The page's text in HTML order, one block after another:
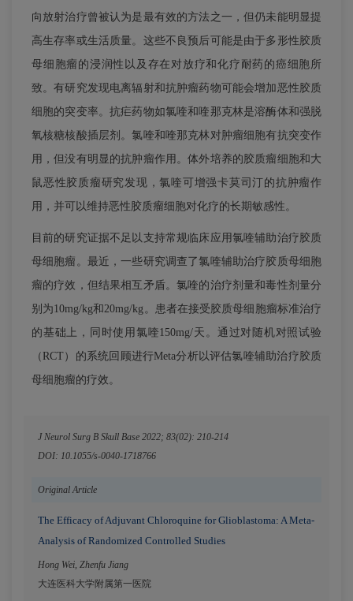
向放射治疗曾被认为是最有效的方法之一，但仍未能明显提
高生存率或生活质量。这些不良预后可能是由于多形性胶质
母细胞瘤的浸润性以及存在对放疗和化疗耐药的癌细胞所
致。有研究发现电离辐射和抗肿瘤药物可能会增加恶性胶质
细胞的突变率。抗疟药物如氯喹和喹那克林是溶酶体和强脱
氧核糖核酸插层剂。氯喹和喹那克林对肿瘤细胞有抗突变作
用，但没有明显的抗肿瘤作用。体外培养的胶质瘤细胞和大
鼠恶性胶质瘤研究发现，氯喹可增强卡莫司汀的抗肿瘤作
用，并可以维持恶性胶质瘤细胞对化疗的长期敏感性。
目前的研究证据不足以支持常规临床应用氯喹辅助治疗胶质
母细胞瘤。最近，一些研究调查了氯喹辅助治疗胶质母细胞
瘤的疗效，但结果相互矛盾。氯喹的治疗剂量和毒性剂量分
别为10mg/kg和20mg/kg。患者在接受胶质母细胞瘤标准治疗
的基础上，同时使用氯喹150mg/天。通过对随机对照试验
（RCT）的系统回顾进行Meta分析以评估氯喹辅助治疗胶质
母细胞瘤的疗效。
J Neurol Surg B Skull Base 2022; 83(02): 210-214
DOI: 10.1055/s-0040-1718766
Original Article
The Efficacy of Adjuvant Chloroquine for Glioblastoma: A Meta-
Analysis of Randomized Controlled Studies
Hong Wei Zhenfu Jiang
大连医科大学附属第一医院